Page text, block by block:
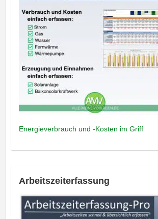
Energieverbrauch und -Kosten im Griff
Arbeitszeiterfassung